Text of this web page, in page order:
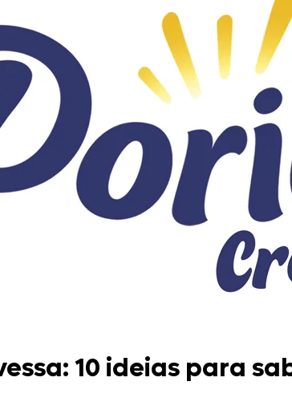
10 ideias para